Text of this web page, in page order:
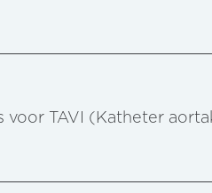
TAVI (Katheter